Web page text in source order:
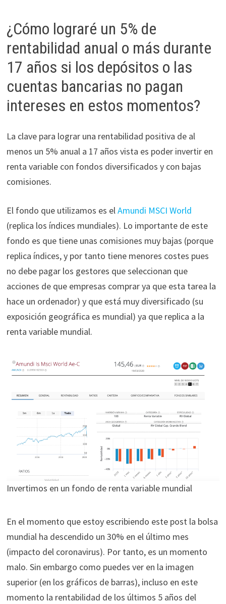
¿Cómo lograré un 5% de
rentabilidad anual o más durante
17 años si los depósitos o las
cuentas bancarias no pagan
intereses en estos momentos?
La clave para lograr una rentabilidad positiva de al
menos un 5% anual a 17 años vista es poder invertir en
renta variable con fondos diversificados y con bajas
comisiones.
El fondo que utilizamos es elAmundi MSCI World
(replica los índices mundiales). Lo importante de este
fondo es que tiene unas comisiones muy bajas (porque
replica índices, y por tanto tiene menores costes pues
no debe pagar los gestores que seleccionan que
acciones de que empresas comprar ya que esta tarea la
hace un ordenador) y que está muy diversificado (su
exposición geográfica es mundial) ya que replica a la
renta variable mundial.
Invertimos en un fondo de renta variable mundial
En el momento que estoy escribiendo este post la bolsa
mundial ha descendido un 30% en el último mes
(impacto del coronavirus). Por tanto, es un momento
malo. Sin embargo como puedes ver en la imagen
superior (en los gráficos de barras), incluso en este
momento la rentabilidad de los últimos 5 años del